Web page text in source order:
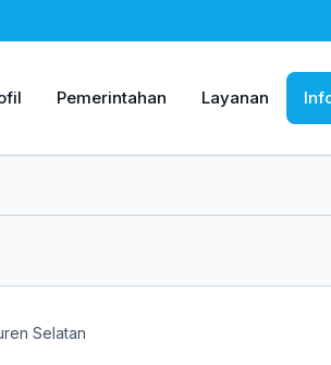
Pemerintahan Layanan
Selatan